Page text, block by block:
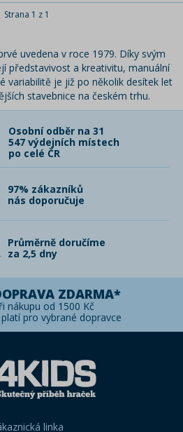
Strana 1 z 1
uvedena v roce 1979. Díky svým
představivost a kreativitu, manuální
variabilitě je již po několik desítek let
stavebnice na českém trhu.
Osobní odběr na 31
547 výdejních místech
po celé ČR
97% zákazníků
nás doporučuje
Průměrně doručíme
za 2,5 dny
ZDARMA*
nákupu od 1500 Kč
pro vybrané dopravce
linka